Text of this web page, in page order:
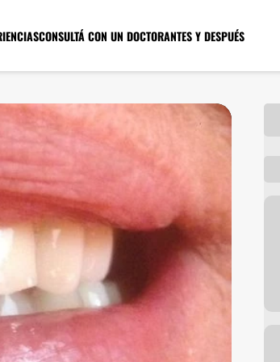
CONSULTÁ CON UN DOCTORANTES Y DESPUÉS